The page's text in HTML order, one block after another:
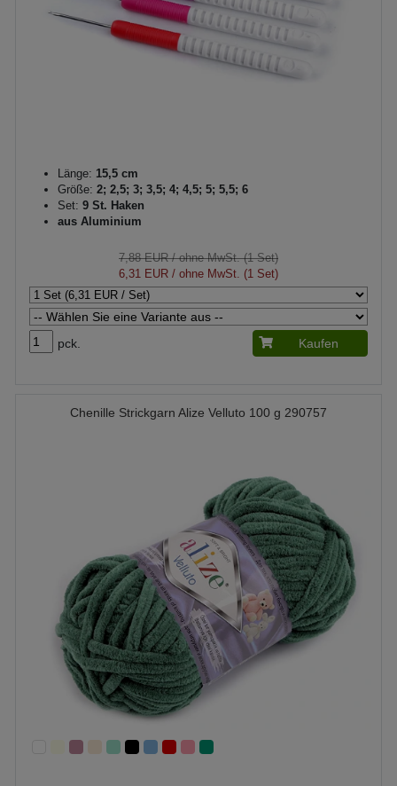
Länge: 15,5 cm
Größe: 2; 2,5; 3; 3,5; 4; 4,5; 5; 5,5; 6
Set: 9 St. Haken
aus Aluminium
7,88 EUR/ ohne MwSt. (1 Set)
6,31 EUR / ohne MwSt. (1 Set)
pck. Kaufen
Chenille Strickgarn Alize Velluto 100 g 290757